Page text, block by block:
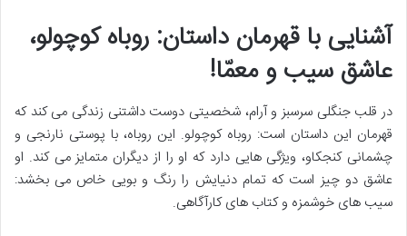
آشنایی با قهرمان داستان: روباه کوچولو،
عاشق سیب و معمّا!
در قلب جنگلی سرسبز و آرام، شخصیتی دوست داشتنی زندگی می کند که
قهرمان این داستان است: روباه کوچولو. این روباه، با پوستی نارنجی و
چشمانی کنجکاو، ویژگی هایی دارد که او را از دیگران متمایز می کند. او
عاشق دو چیز است که تمام دنیایش را رنگ و بویی خاص می بخشد:
سیب های خوشمزه و کتاب های کارآگاهی.